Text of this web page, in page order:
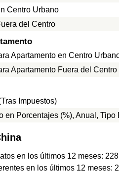
Centro Urbano
del Centro
Apartamento en Centro
Apartamento Fuera del Centro
Impuestos)
en Porcentajes (%), Anual,
en los últimos 12 meses: 228
en los últimos 12 meses: